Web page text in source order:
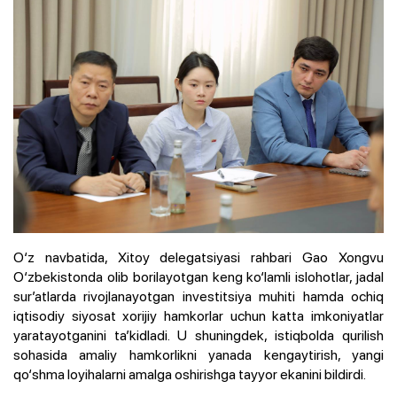
O‘z navbatida, Xitoy delegatsiyasi rahbari Gao Xongvu
O‘zbekistonda olib borilayotgan keng ko‘lamli islohotlar, jadal
sur’atlarda rivojlanayotgan investitsiya muhiti hamda ochiq
iqtisodiy siyosat xorijiy hamkorlar uchun katta imkoniyatlar
yaratayotganini ta’kidladi. U shuningdek, istiqbolda qurilish
sohasida amaliy hamkorlikni yanada kengaytirish, yangi
qo‘shma loyihalarni amalga oshirishga tayyor ekanini bildirdi.